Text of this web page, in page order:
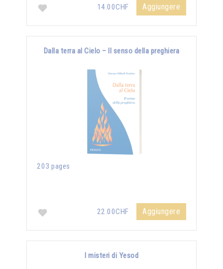
14.00CHF Aggiungere
Dalla terra al Cielo – Il senso della preghiera
203 pages
22.00CHF Aggiungere
I misteri di Yesod